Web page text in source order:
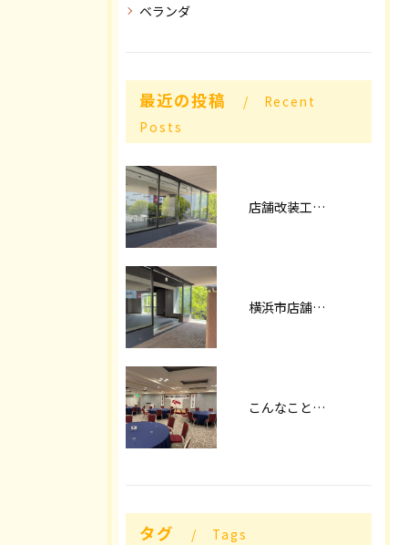
ベランダ
最近の投稿
Recent
Posts
店舗改装工事パート2
横浜市店舗改装
こんなことやってます！！
タグ Tags